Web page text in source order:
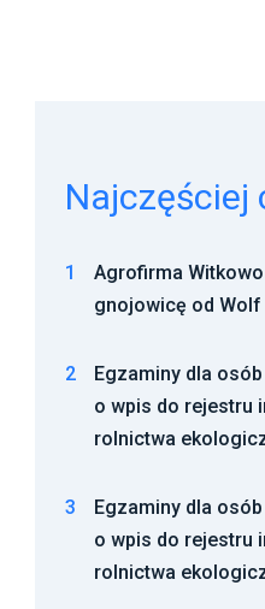
Najczęściej
1
Agrofirma
gnojowicę od Wolf
2
Egzaminy dla
o wpis do rejestru
rolnictwa
3
Egzaminy dla
o wpis do rejestru
rolnictwa